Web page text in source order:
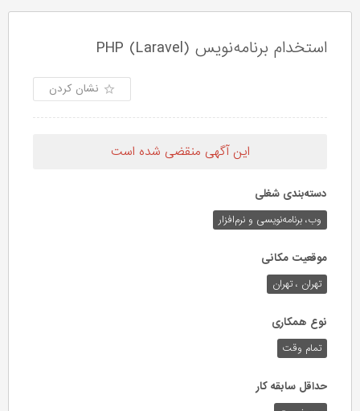
استخدام برنامه‌نویس (PHP (Laravel
نشان کردن
این آگهی منقضی شده است
دسته‌بندی شغلی
وب،‌ برنامه‌نویسی و نرم‌افزار
موقعیت مکانی
تهران ، تهران
نوع همکاری
تمام وقت
حداقل سابقه کار